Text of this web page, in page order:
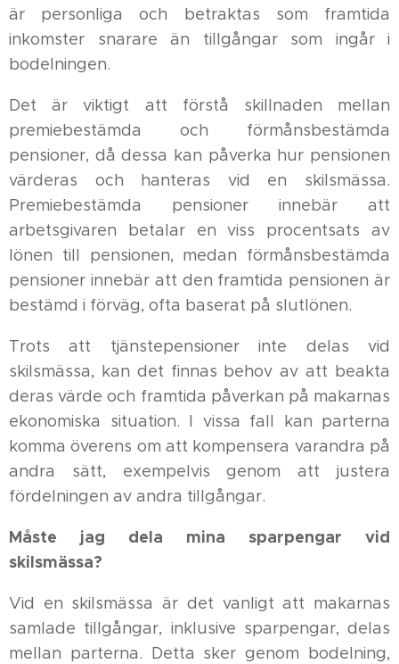
är personliga och betraktas som framtida
inkomster snarare än tillgångar som ingår i
bodelningen.
Det är viktigt att förstå skillnaden mellan
premiebestämda och förmånsbestämda
pensioner, då dessa kan påverka hur pensionen
värderas och hanteras vid en skilsmässa.
Premiebestämda pensioner innebär att
arbetsgivaren betalar en viss procentsats av
lönen till pensionen, medan förmånsbestämda
pensioner innebär att den framtida pensionen är
bestämd i förväg, ofta baserat på slutlönen.
Trots att tjänstepensioner inte delas vid
skilsmässa, kan det finnas behov av att beakta
deras värde och framtida påverkan på makarnas
ekonomiska situation. I vissa fall kan parterna
komma överens om att kompensera varandra på
andra sätt, exempelvis genom att justera
fördelningen av andra tillgångar.
Måste jag dela mina sparpengar vid
skilsmässa?
Vid en skilsmässa är det vanligt att makarnas
samlade tillgångar, inklusive sparpengar, delas
mellan parterna. Detta sker genom bodelning,